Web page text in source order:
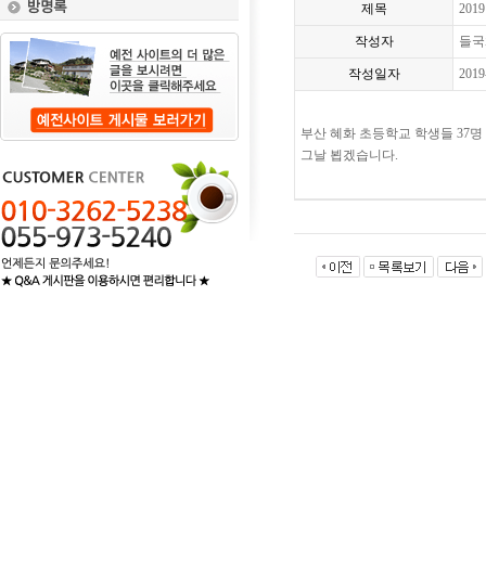
제목
작성자 들
작성일자
부산 혜화 초등학교 학생들 37
그날 뵙겠습니다.